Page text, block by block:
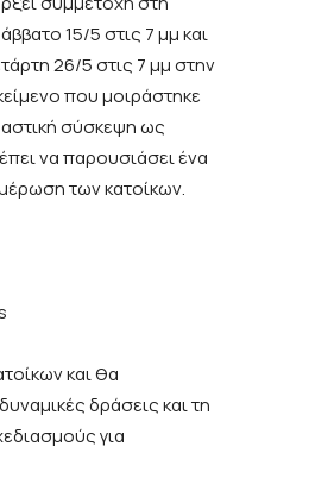
15/5 στις 7 μμ και
26/5 στις 7 μμ στην
που μοιράστηκε
σύσκεψη ως
να παρουσιάσει ένα
των κατοίκων.
και θα
δράσεις και τη
για